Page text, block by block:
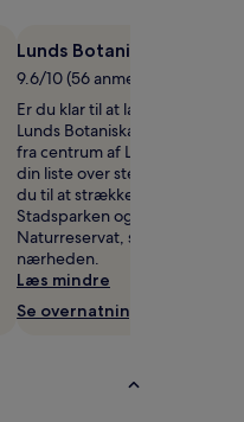
Lunds Botaniska
9.6/10 (56 anmeldelser)
Er du klar til at lære lidt om
Lunds Botaniska Trädgården
fra centrum af Lund og bør stå
din liste over steder at
du til at strække benene? Tag
Stadsparken og
Naturreservat, som begge
nærheden.
Læs mindre
Se overnatningssteder